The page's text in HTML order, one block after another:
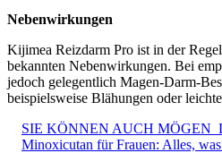
Nebenwirkungen
Kijimea Reizdarm Pro ist in der
bekannten Nebenwirkungen. Bei
jedoch gelegentlich Magen-Darm-
beispielsweise Blähungen oder
SIE KÖNNEN AUCH MÖGEN
Minoxicutan für Frauen: Alles, was